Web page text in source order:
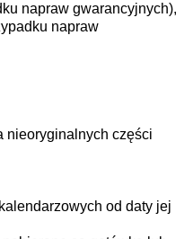
napraw gwarancyjnych),
napraw
nieoryginalnych części
od daty jej